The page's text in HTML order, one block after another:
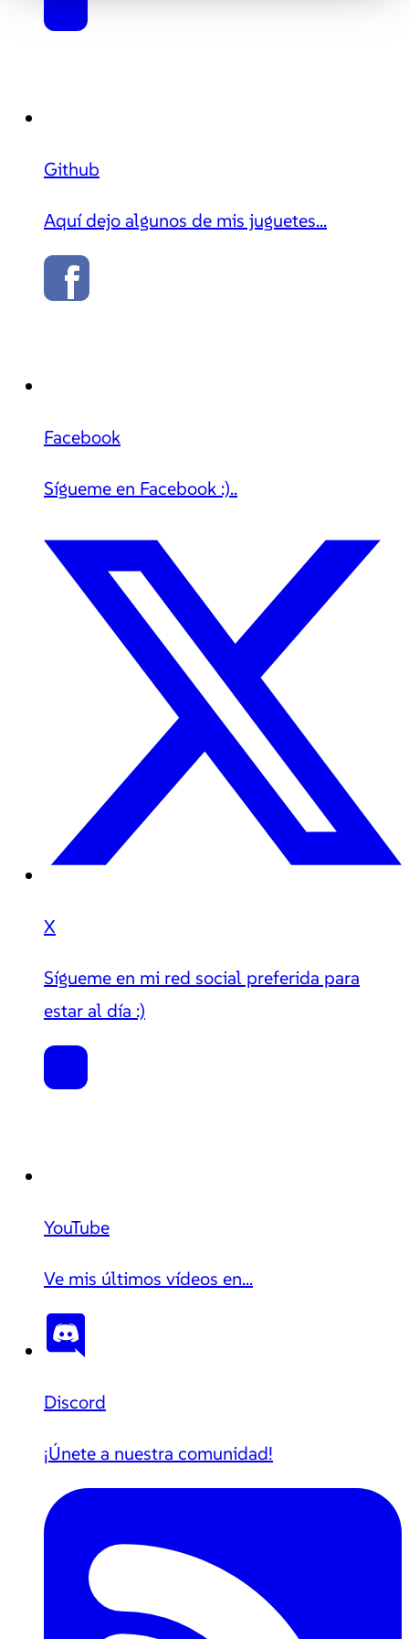
Github
Aquí dejo algunos de mis juguetes...
Facebook
Sígueme en Facebook :)..
X
Sígueme en mi red social preferida para
estar al día :)
YouTube
Ve mis últimos vídeos en...
Discord
¡Únete a nuestra comunidad!